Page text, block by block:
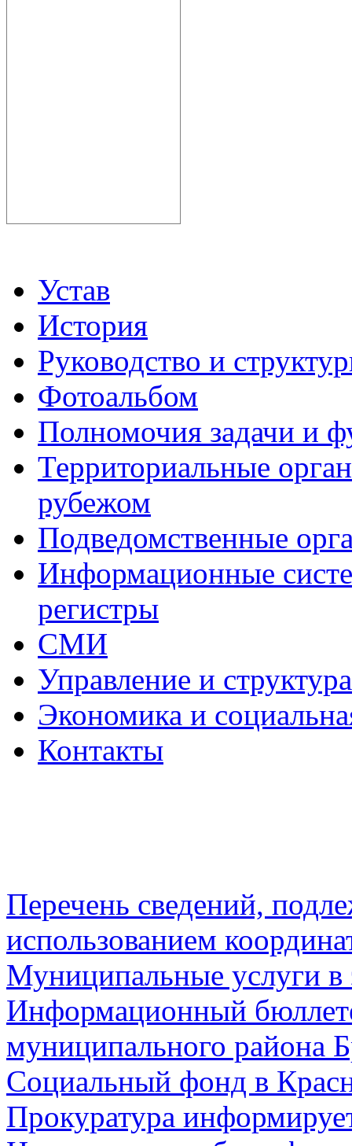
Устав
История
Руководство и
Фотоальбом
Полномочия задачи и
Территориальные
рубежом
Подведомственные
Информационные
регистры
СМИ
Управление и
Экономика и
Контакты
Перечень сведений,
использованием
Муниципальные услуги в
Информационный
муниципального района
Социальный фонд в
Прокуратура